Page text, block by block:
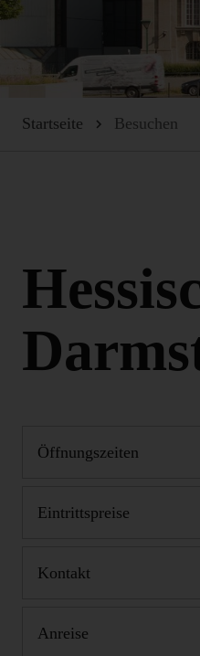
Startseite Besuchen
Öffnungszeiten
Eintrittspreise
Kontakt
Anreise